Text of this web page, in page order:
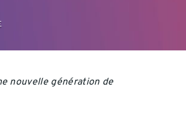
nouvelle génération de